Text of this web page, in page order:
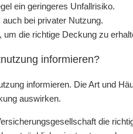
ein geringeres Unfallrisiko.
bei privater Nutzung.
die richtige Deckung zu
informieren?
informieren. Die Art und
auswirken.
die